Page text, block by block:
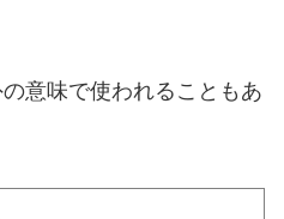
意味で使われることもあ